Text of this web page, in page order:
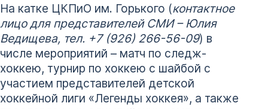
На катке ЦКПиО им. Горького (контактное
лицо для представителей СМИ – Юлия
Ведищева, тел. +7 (926) 266-56-09) в
числе мероприятий – матч по следж-
хоккею, турнир по хоккею с шайбой с
участием представителей детской
хоккейной лиги «Легенды хоккея», а также